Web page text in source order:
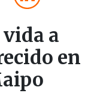
a
en